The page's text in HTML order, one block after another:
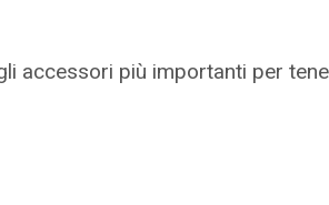
accessori più importanti per